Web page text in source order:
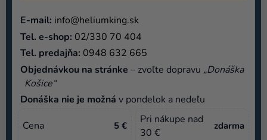
E-mail: info@heliumking.sk
Tel. e-shop: 02/330 70 404
Tel. predajňa: 0948 632 665
Objednávkou na stránke – zvoľte dopravu „Donáška
Košice“
Donáška nie je možná v pondelok a nedeľu
Cena
5 €
Pri nákupe nad
30 €
zdarma